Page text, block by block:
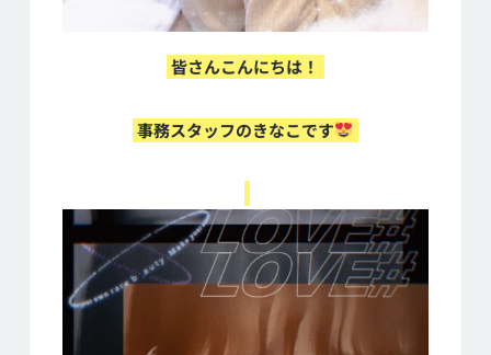
皆さんこんにちは！
事務スタッフのきなこです